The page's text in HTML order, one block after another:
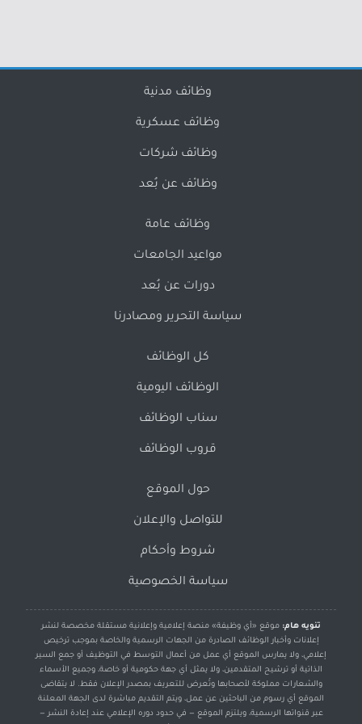
وظائف مدنية
وظائف عسكرية
وظائف شركات
وظائف عن بُعد
وظائف عامة
مواعيد الجامعات
دورات عن بُعد
سياسة التحرير ومصادرنا
كل الوظائف
الوظائف اليومية
سناب الوظائف
قروب الوظائف
حول الموقع
للتواصل والإعلان
شروط وأحكام
سياسة الخصوصية
تنويه هام: موقع «أي وظيفة» منصة إعلامية وإعلانية مستقلة مخصصة لنشر
إعلانات وأخبار الوظائف الصادرة من الجهات الرسمية والخاصة بموجب ترخيص
إعلامي، ولا يمارس الموقع أي عمل من أعمال التوسط في التوظيف أو جمع السير
الذاتية أو ترشيح المتقدمين، ولا يمثل أي جهة حكومية أو خاصة، وجميع الأسماء
والشعارات مملوكة لأصحابها وتُعرض للتعريف بمصدر الإعلان فقط. لا يتقاضى
الموقع أي رسوم من الباحثين عن عمل، ويتم التقديم مباشرة لدى الجهة المعلنة
عبر قنواتها الرسمية، ويلتزم الموقع — في حدود دوره الإعلامي عند إعادة النشر —